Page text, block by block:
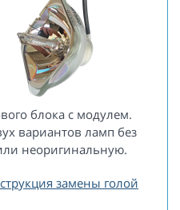
блока с модулем.
вариантов ламп без
неоригинальную.
замены голой